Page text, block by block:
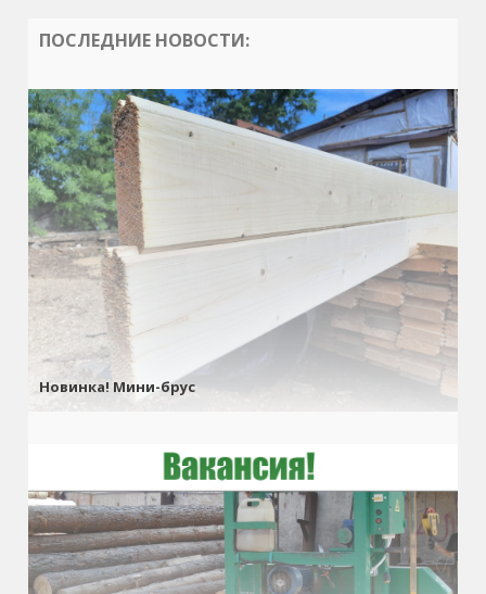
ПОСЛЕДНИЕ НОВОСТИ:
Новинка! Мини-брус